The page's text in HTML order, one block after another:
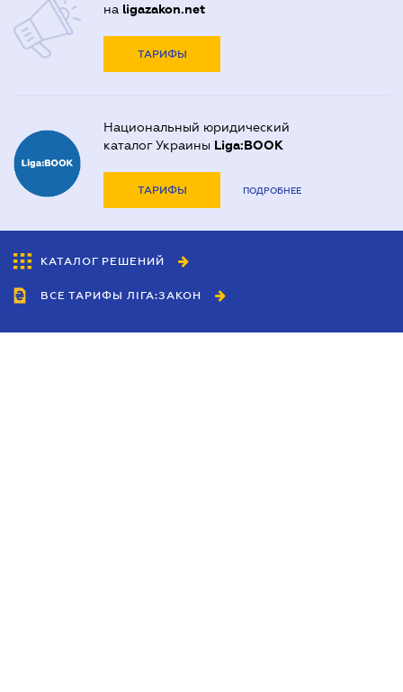
на ligazakon.net
ТАРИФЫ
Национальный юридический
каталог Украины Liga:BOOK
ТАРИФЫ ПОДРОБНЕЕ
КАТАЛОГ РЕШЕНИЙ
ВСЕ ТАРИФЫ ЛІГА:ЗАКОН